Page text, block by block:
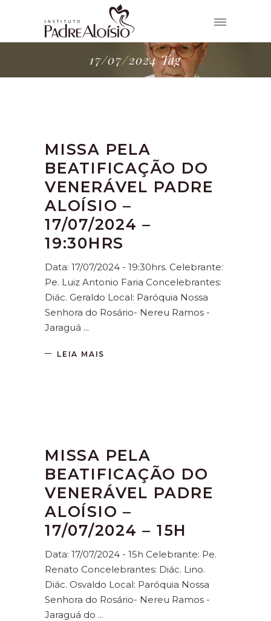
17/07/2024 Tag
MISSA PELA
BEATIFICAÇÃO DO
VENERÁVEL PADRE
ALOÍSIO –
17/07/2024 –
19:30HRS
Data: 17/07/2024 - 19:30hrs. Celebrante:
Pe. Luiz Antonio Faria Concelebrantes:
Diác. Geraldo Local: Paróquia Nossa
Senhora do Rosário- Nereu Ramos -
Jaraguá
LEIA MAIS
MISSA PELA
BEATIFICAÇÃO DO
VENERÁVEL PADRE
ALOÍSIO –
17/07/2024 – 15H
Data: 17/07/2024 - 15h Celebrante: Pe.
Renato Concelebrantes: Diác. Lino.
Diác. Osvaldo Local: Paróquia Nossa
Senhora do Rosário- Nereu Ramos -
Jaraguá do